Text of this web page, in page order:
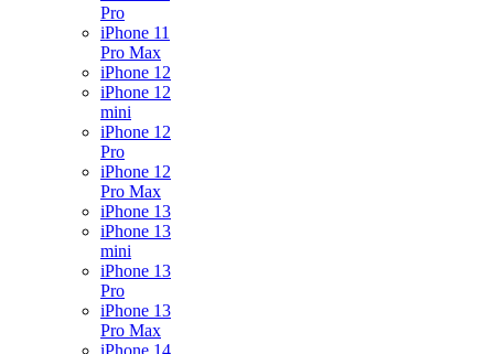
Pro
iPhone 11
Pro Max
iPhone 12
iPhone 12
mini
iPhone 12
Pro
iPhone 12
Pro Max
iPhone 13
iPhone 13
mini
iPhone 13
Pro
iPhone 13
Pro Max
iPhone 14